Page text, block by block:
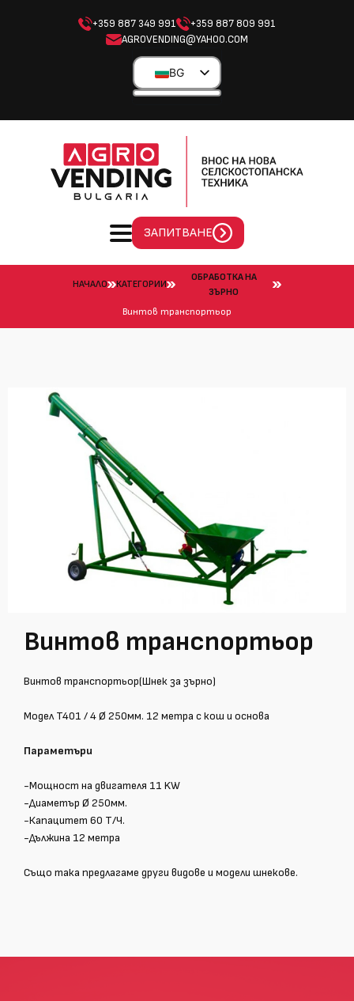
+359 887 349 991
+359 887 809 991
AGROVENDING@YAHOO.COM
BG
PL
ЗАПИТВАНЕ
НАЧАЛО КАТЕГОРИИ
ОБРАБОТКА НА
ЗЪРНО
Винтов транспортьор
Винтов транспортьор
Винтов транспортьор(Шнек за зърно)
Модел T401 / 4 Ø 250мм. 12 метра с кош и основа
Параметъри
-Мощност на двигателя 11 KW
-Диаметър Ø 250мм.
-Капацитет 60 Т/Ч.
-Дължина 12 метра
Също така предлагаме други видове и модели шнекове.